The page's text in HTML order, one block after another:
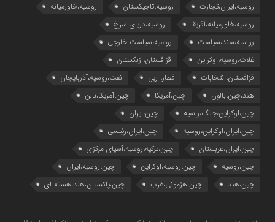
روسیه،ایران،تجارت
روسیه،تاجیکستان
روسیه،خاورمیانه
روسیه،خاورمیانه،آفریقا
روسیه،دریای سرخ
روسیه،سند،سیاست
روسیه،سیاست خارجی
غلات،روسیه،اوکراین
قزاقستان،ازبکستان
قزاقستان،انتخابات
قطار، ریل
نفت،روسیه،آذربایجان
هند،چین،بالون
چین،آمریکا
چین،آمریکا،بالن
چین،اوکراین،جنگ،ر.سیه
چین،ایران
چین،ایران،اوکراین،روسیه
چین،ایران،رئیسی
چین،ایران،عربستان
چین،ترکیه،روسیه،آسیای مرکزی
چین،روسیه
چین،روسیه،اوکراین
چین،روسیه،ایران
چین،هند
چین،هژمونی،غرب چین،پاکستان،هند،هسته ای